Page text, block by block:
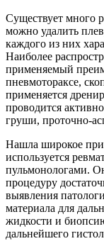
Существует много
можно удалить
каждого из них
Наиболее
применяемый
пневмотораксе,
применяется
проводится
груши, проточно-
Нашла широкое
используется
пульмонологами.
процедуру
выявления
материала для
жидкости и
дальнейшего